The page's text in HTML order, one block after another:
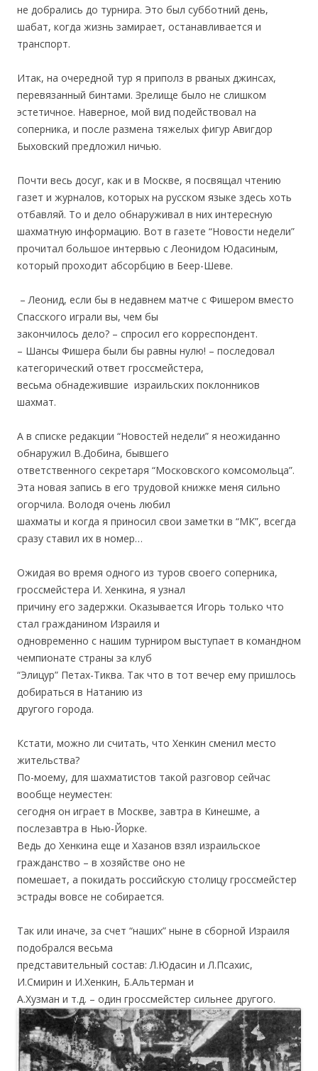
не добрались до турнира. Это был субботний день,
шабат, когда жизнь замирает, останавливается и
транспорт.
Итак, на очередной тур я приполз в рваных джинсах,
перевязанный бинтами. Зрелище было не слишком
эстетичное. Наверное, мой вид подействовал на
соперника, и после размена тяжелых фигур Авигдор
Быховский предложил ничью.
Почти весь досуг, как и в Москве, я посвящал чтению
газет и журналов, которых на русском языке здесь хоть
отбавляй. То и дело обнаруживал в них интересную
шахматную информацию. Вот в газете “Новости недели”
прочитал большое интервью с Леонидом Юдасиным,
который проходит абсорбцию в Беер-Шеве.
– Леонид, если бы в недавнем матче с Фишером вместо
Спасского играли вы, чем бы
закончилось дело? – спросил его корреспондент.
– Шансы Фишера были бы равны нулю! – последовал
категорический ответ гроссмейстера,
весьма обнадежившие израильских поклонников
шахмат.
А в списке редакции “Новостей недели” я неожиданно
обнаружил В.Добина, бывшего
ответственного секретаря “Московского комсомольца”.
Эта новая запись в его трудовой книжке меня сильно
огорчила. Володя очень любил
шахматы и когда я приносил свои заметки в “МК”, всегда
сразу ставил их в номер…
Ожидая во время одного из туров своего соперника,
гроссмейстера И. Хенкина, я узнал
причину его задержки. Оказывается Игорь только что
стал гражданином Израиля и
одновременно с нашим турниром выступает в командном
чемпионате страны за клуб
“Элицур” Петах-Тиква. Так что в тот вечер ему пришлось
добираться в Натанию из
другого города.
Кстати, можно ли считать, что Хенкин сменил место
жительства?
По-моему, для шахматистов такой разговор сейчас
вообще неуместен:
сегодня он играет в Москве, завтра в Кинешме, а
послезавтра в Нью-Йорке.
Ведь до Хенкина еще и Хазанов взял израильское
гражданство – в хозяйстве оно не
помешает, а покидать российскую столицу гроссмейстер
эстрады вовсе не собирается.
Так или иначе, за счет “наших” ныне в сборной Израиля
подобрался весьма
представительный состав: Л.Юдасин и Л.Псахис,
И.Смирин и И.Хенкин, Б.Альтерман и
А.Хузман и т.д. – один гроссмейстер сильнее другого.